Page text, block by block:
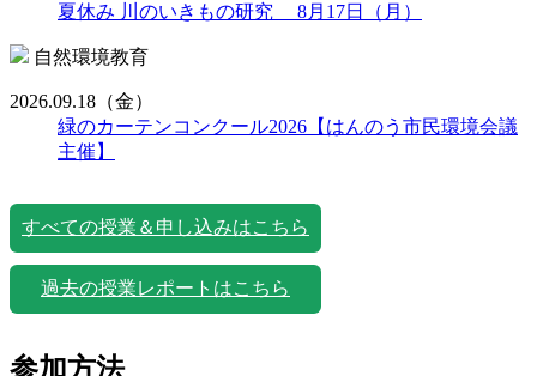
夏休み 川のいきもの研究 8月17日（月）
自然環境教育
2026.09.18 （金）
緑のカーテンコンクール2026【はんのう市民環境会議
主催】
すべての授業＆申し込みはこちら
過去の授業レポートはこちら
参加方法